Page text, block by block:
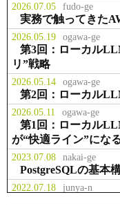
お知らせ 2014.02.23
事業 2013.07.01
事業 2013.04.01
2026.07.05 fudo-ge
実務で触ってきた
2026.05.19 ogawa-ge
第3回：ローカル
リ”戦略
2026.05.14 ogawa-ge
第2回：ローカル
2026.05.11 ogawa-ge
第1回：ローカル
が“快適ライン”にな
2023.07.08 nakai-ge
PostgreSQLの基本
2022.07.18 junya-n